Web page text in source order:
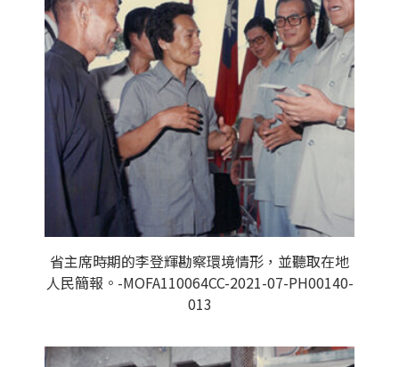
省主席時期的李登輝勘察環境情形，並聽取在地
人民簡報。-MOFA110064CC-2021-07-PH00140-
013